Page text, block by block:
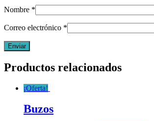
Nombre *
Correo electrónico *
Productos relacionados
¡Oferta!
Buzos